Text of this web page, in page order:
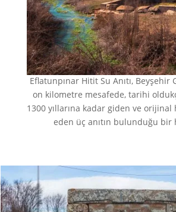
Eflatunpınar Hitit Su Anıtı, Beyşehir
on kilometre mesafede, tarihi
1300 yıllarına kadar gidenve orijinal
eden üç anıtın bulunduğu bir